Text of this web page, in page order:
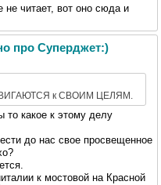
не читает, вот оно сюда и
про Суперджет:)
к СВОИМ ЦЕЛЯМ.
то какое к этому делу
до нас свое просвещенное
к мостовой на Красной